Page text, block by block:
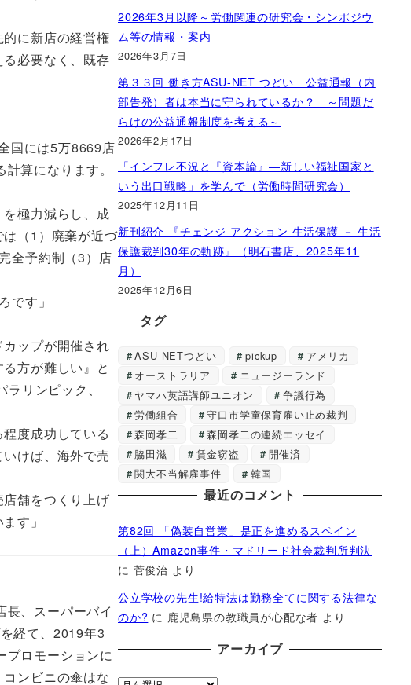
に新店の経営権
必要なく、既存
国には5万8669店
算になります。
極力減らし、成
（1）廃棄が近づ
全予約制（3）店
です」
ップが開催され
方が難しい』と
リンピック、
度成功している
けば、海外で売
舗をつくり上げ
す」
、スーパーバイ
経て、2019年3
プロモーションに
ンビニの傘はな
2026年3月以降～労働関連の研究会・シンポジウ
ム等の情報・案内
2026年3月7日
第３３回 働き方ASU-NET つどい 公益通報（内
部告発）者は本当に守られているか？ ～問題だ
らけの公益通報制度を考える～
2026年2月17日
「インフレ不況と『資本論』―新しい福祉国家と
いう出口戦略」を学んで（労働時間研究会）
2025年12月11日
新刊紹介 『チェンジ アクション 生活保護 － 生活
保護裁判30年の軌跡』（明石書店、2025年11
月）
2025年12月6日
タグ
ASU-NETつどい pickup
アメリカ
オーストラリア
ニュージーランド
ヤマハ英語講師ユニオン
争議行為
労働組合
守口市学童保育雇い止め裁判
森岡孝二
森岡孝二の連続エッセイ
脇田滋
賃金窃盗
開催済
関大不当解雇事件
韓国
最近のコメント
第82回 「偽装自営業」是正を進めるスペイン
（上）Amazon事件・マドリード社会裁判所判決
に 菅俊治 より
公立学校の先生!給特法は勤務全てに関する法律な
のか? に 鹿児島県の教職員が心配な者 より
アーカイブ